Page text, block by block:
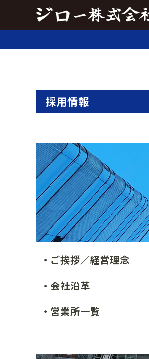
採用情報
・ご挨拶／経営理念
・会社沿革
・営業所一覧